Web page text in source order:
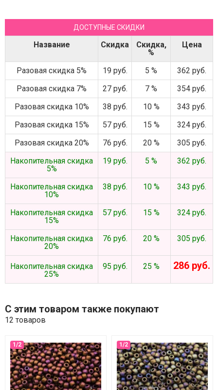
ДОСТУПНЫЕ СКИДКИ
Название Скидка
Скидка,
%
Цена
Разовая скидка 5% 19 руб. 5 %
362 руб.
Разовая скидка 7%
27 руб. 7 %
354 руб.
Разовая скидка 10%
38 руб. 10 %
343 руб.
Разовая скидка 15%
57 руб. 15 %
324 руб.
Разовая скидка 20%
76 руб. 20 %
305 руб.
Накопительная скидка
5%
19 руб. 5 % 362 руб.
Накопительная скидка
10%
38 руб. 10 % 343 руб.
Накопительная скидка
15%
57 руб. 15 % 324 руб.
Накопительная скидка
20%
76 руб. 20 % 305 руб.
Накопительная скидка
25%
95 руб. 25 % 286 руб.
С этим товаром также покупают
12 товаров